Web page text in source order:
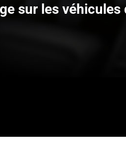
ge sur les véhicules